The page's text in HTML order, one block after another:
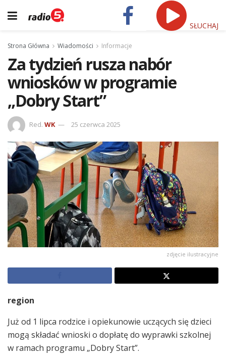
SŁUCHAJ
Strona Główna Wiadomości Informacje
Za tydzień rusza nabór
wniosków w programie
„Dobry Start”
Red. WK 25 czerwca 2025
zdjęcie ilustracyjne
region
Już od 1 lipca rodzice i opiekunowie uczących się dzieci
mogą składać wnioski o dopłatę do wyprawki szkolnej
w ramach programu „Dobry Start”.